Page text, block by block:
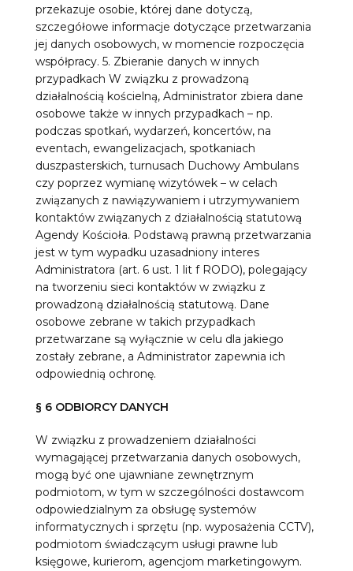
przekazuje osobie, której dane dotyczą,
szczegółowe informacje dotyczące przetwarzania
jej danych osobowych, w momencie rozpoczęcia
współpracy. 5. Zbieranie danych w innych
przypadkach W związku z prowadzoną
działalnością kościelną, Administrator zbiera dane
osobowe także w innych przypadkach – np.
podczas spotkań, wydarzeń, koncertów, na
eventach, ewangelizacjach, spotkaniach
duszpasterskich, turnusach Duchowy Ambulans
czy poprzez wymianę wizytówek – w celach
związanych z nawiązywaniem i utrzymywaniem
kontaktów związanych z działalnością statutową
Agendy Kościoła. Podstawą prawną przetwarzania
jest w tym wypadku uzasadniony interes
Administratora (art. 6 ust. 1 lit f RODO), polegający
na tworzeniu sieci kontaktów w związku z
prowadzoną działalnością statutową. Dane
osobowe zebrane w takich przypadkach
przetwarzane są wyłącznie w celu dla jakiego
zostały zebrane, a Administrator zapewnia ich
odpowiednią ochronę.
§ 6 ODBIORCY DANYCH
W związku z prowadzeniem działalności
wymagającej przetwarzania danych osobowych,
mogą być one ujawniane zewnętrznym
podmiotom, w tym w szczególności dostawcom
odpowiedzialnym za obsługę systemów
informatycznych i sprzętu (np. wyposażenia CCTV),
podmiotom świadczącym usługi prawne lub
księgowe, kurierom, agencjom marketingowym.